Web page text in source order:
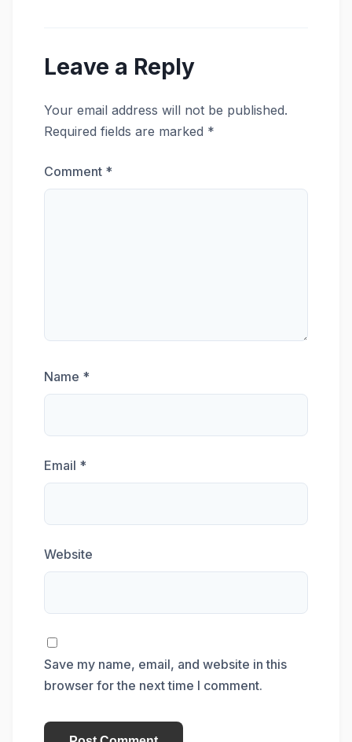
Leave a Reply
Your email address will not be published.
Required fields are marked *
Comment *
Name *
Email *
Website
Save my name, email, and website in this
browser for the next time I comment.